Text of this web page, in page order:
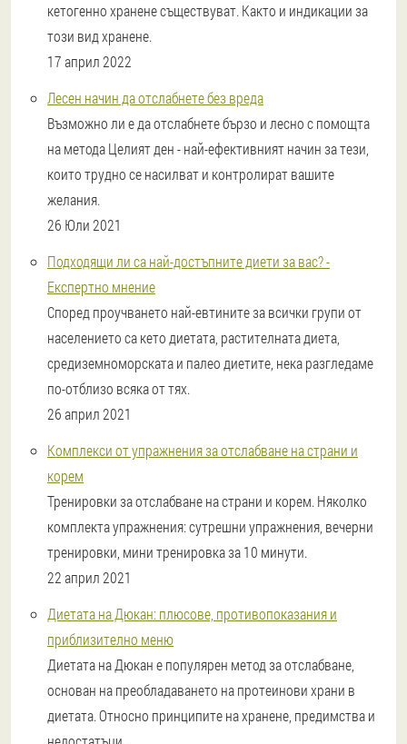
кетогенно хранене съществуват. Както и индикации за
този вид хранене.
17 април 2022
Лесен начин да отслабнете без вреда
Възможно ли е да отслабнете бързо и лесно с помощта
на метода Целият ден - най-ефективният начин за тези,
които трудно се насилват и контролират вашите
желания.
26 Юли 2021
Подходящи ли са най-достъпните диети за вас? -
Експертно мнение
Според проучването най-евтините за всички групи от
населението са кето диетата, растителната диета,
средиземноморската и палео диетите, нека разгледаме
по-отблизо всяка от тях.
26 април 2021
Комплекси от упражнения за отслабване на страни и
корем
Тренировки за отслабване на страни и корем. Няколко
комплекта упражнения: сутрешни упражнения, вечерни
тренировки, мини тренировка за 10 минути.
22 април 2021
Диетата на Дюкан: плюсове, противопоказания и
приблизително меню
Диетата на Дюкан е популярен метод за отслабване,
основан на преобладаването на протеинови храни в
диетата. Относно принципите на хранене, предимства и